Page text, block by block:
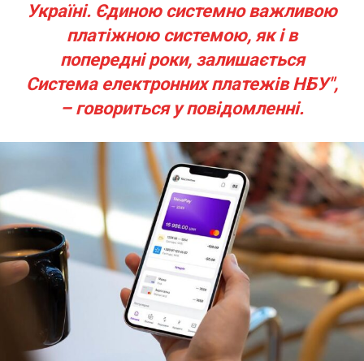
Україні. Єдиною системно важливою
платіжною системою, як і в
попередні роки, залишається
Система електронних платежів НБУ",
– говориться у повідомленні.